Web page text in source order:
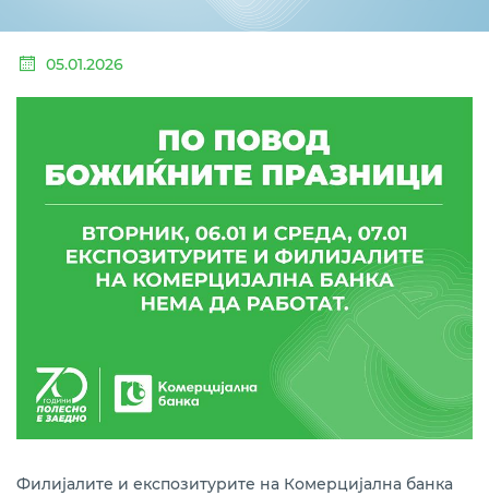
05.01.2026
Филијалите и експозитурите на Комерцијална банка